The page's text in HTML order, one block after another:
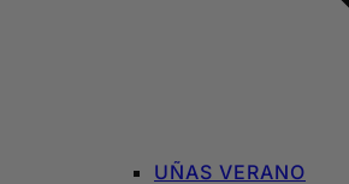
UÑAS VERANO